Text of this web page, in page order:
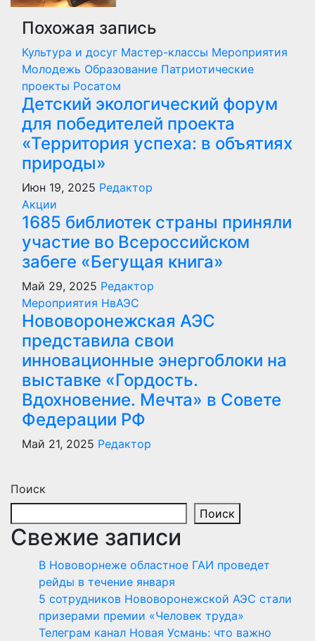
Похожая запись
Культура и досуг Мастер-классы Мероприятия
Молодежь Образование Патриотические
проекты Росатом
Детский экологический форум
для победителей проекта
«Территория успеха: в объятиях
природы»
Июн 19, 2025 Редактор
Акции
1685 библиотек страны приняли
участие во Всероссийском
забеге «Бегущая книга»
Май 29, 2025 Редактор
Мероприятия НвАЭС
Нововоронежская АЭС
представила свои
инновационные энергоблоки на
выставке «Гордость.
Вдохновение. Мечта» в Совете
Федерации РФ
Май 21, 2025 Редактор
Поиск
Поиск
Свежие записи
В Нововорнеже областное ГАИ проведет
рейды в течение января
5 сотрудников Нововоронежской АЭС стали
призерами премии «Человек труда»
Телеграм канал Новая Усмань: что важно